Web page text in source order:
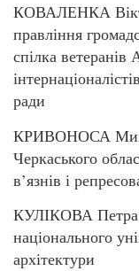
КОВАЛЕНКА
правління
спілка ветеранів
ради
КРИВОНОСА
Черкаського
в’язнів і
КУЛІКОВА Петра
національного
архітектури